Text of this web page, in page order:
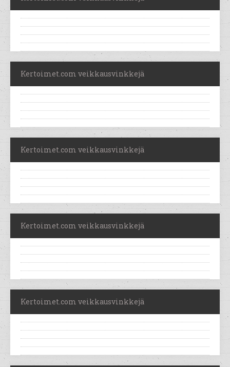
Kertoimet.com veikkausvinkkejä
Kertoimet.com veikkausvinkkejä
Kertoimet.com veikkausvinkkejä
Kertoimet.com veikkausvinkkejä